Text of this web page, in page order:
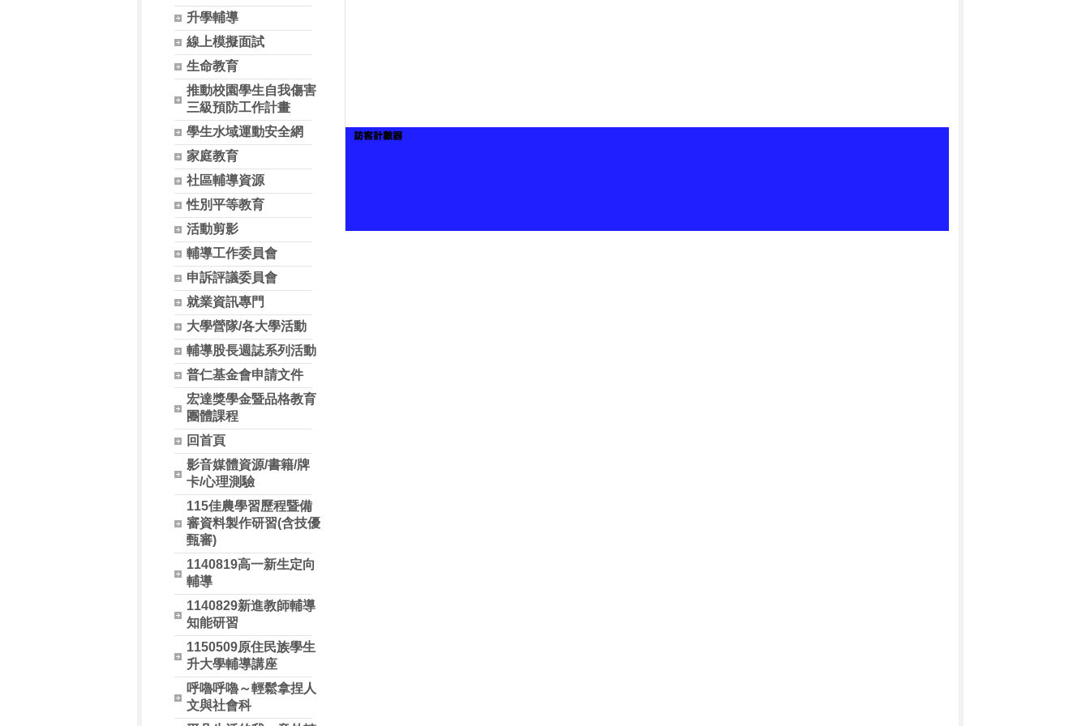
升學輔導
線上模擬面試
生命教育
推動校園學生自我傷害
三級預防工作計畫
學生水域運動安全網
家庭教育
社區輔導資源
性別平等教育
活動剪影
輔導工作委員會
申訴評議委員會
就業資訊專門
大學營隊/各大學活動
輔導股長週誌系列活動
普仁基金會申請文件
宏達獎學金暨品格教育
團體課程
回首頁
影音媒體資源/書籍/牌
卡/心理測驗
115佳農學習歷程暨備
審資料製作研習(含技優
甄審)
1140819高一新生定向
輔導
1140829新進教師輔導
知能研習
1150509原住民族學生
升大學輔導講座
呼嚕呼嚕～輕鬆拿捏人
文與社會科